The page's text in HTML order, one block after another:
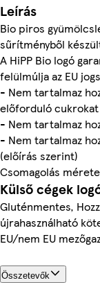
Leírás
Bio piros
sűrítményből
A HiPP Bio logó
felülmúlja az EU
- Nem tartalmaz
előforduló
- Nem tartalmaz
- Nem tartalmaz
(előírás szerint)
Csomagolás
Külső cégek
Gluténmentes,
újrahasználható
EU/nem EU
Összetevők